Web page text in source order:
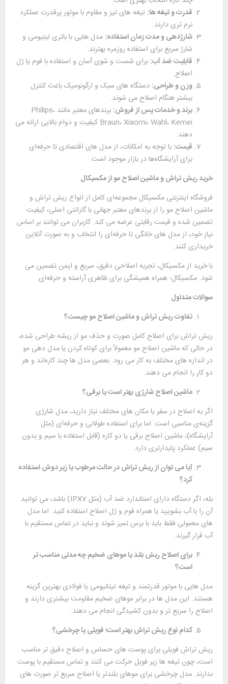
قدرت و تیغه‌ ها: تیغه‌ های تیز و مقاوم با موتور پرقدرت عملکرد
نرم‌ تری دارند.
شارژدهی و مدت زمان استفاده: مدل‌ هایی با باتری لیتیومی و
شارژ سریع برای استفاده روزمره بهترند.
قابلیت ضد آب: برای شست‌ و شوی آسان و استفاده با فوم یا ژل
اصلاح.
وزن و طراحی: دستگاه‌ های سبک و ارگونومیک باعث کنترل
بیشتر هنگام اصلاح می ‌شوند.
برند و خدمات پس از فروش:
برندهای معتبر مانند Philips،
Braun، Xiaomi، Wahl، Kemei کیفیت و دوام بالایی ارائه می
‌دهند.
قیمت: با توجه به امکانات، از مدل ‌های اقتصادی تا حرفه‌ای
برای آرایشگاه‌ها در بازار موجود است.
خرید ریش‌ تراش و ماشین اصلاح مو از مکسیکال
فروشگاه اینترنتی مکسیکال مجموعه‌ای کامل از انواع ریش ‌تراش و
ماشین اصلاح مو را از برندهای معتبر جهانی با گارانتی اصلی، کیفیت
تضمین ‌شده و قیمت رقابتی عرضه می‌ کند. کاربران می‌ توانند بر اساس
نیاز خود، از مدل‌ های خانگی تا حرفه‌ای را انتخاب و به ‌صورت آنلاین
خریداری کنند.
با خرید از مکسیکال، تجربه اصلاحی دقیق، سریع و ایمن تضمین می
‌شود. مکسیکال؛ همراه همیشگی برای ظاهری آراسته و حرفه‌ای.
سوالات متداول
تفاوت ریش ‌تراش و ماشین اصلاح مو چیست؟
ریش ‌تراش برای اصلاح کامل صورت و حذف مو از ریشه طراحی شده،
در حالی‌ که ماشین اصلاح مو معمولاً برای کوتاه کردن یا مدل ‌دهی مو
در اندازه‌ های مختلف به ‌کار می ‌رود. بعضی مدل ‌ها چند کاره‌اند و هر
دو کار را انجام می ‌دهند.
ماشین اصلاح شارژی بهتر است یا برقی؟
اگر به اصلاح در سفر یا مکان ‌های مختلف نیاز دارید، مدل شارژی
گزینه‌ی مناسبی است. اما برای استفاده طولانی و حرفه‌ای (مثل
آرایشگاه)، ماشین اصلاح برقی یا دو کاره (قابل استفاده با سیم و بدون
سیم) عملکرد پایدارتری دارد.
آیا می ‌توان از ریش ‌تراش در حالت مرطوب یا زیر دوش استفاده
کرد؟
بله، اگر دستگاه دارای استاندارد ضد آب (مثل IPX7) باشد، می ‌توانید
آن را با آب بشویید یا همراه فوم و ژل اصلاح استفاده کنید. اما مدل
‌های معمولی فقط باید با برس تمیز شوند و نباید در تماس مستقیم با
آب قرار گیرند.
برای اصلاح ریش بلند یا موهای ضخیم چه مدلی مناسب ‌تر
است؟
مدل ‌هایی با موتور قدرتمند و تیغه تیتانیومی یا فولادی بهترین گزینه
هستند. این مدل ‌ها در برابر موهای ضخیم مقاومت بیشتری دارند و
اصلاح را سریع ‌تر و بدون کشیدگی انجام می ‌دهند.
کدام نوع ریش ‌تراش بهتر است؛ فویلی یا چرخشی؟
ریش ‌تراش فویلی برای پوست‌ های حساس و اصلاح دقیق ‌تر مناسب
است، چون تیغه‌ ها زیر فویل حرکت می‌ کنند و تماس مستقیم با پوست
ندارند. مدل چرخشی برای موهای بلندتر یا اصلاح سریع ‌تر صورت‌ های